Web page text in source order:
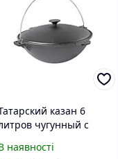
казан 6
чугунный с
наявності